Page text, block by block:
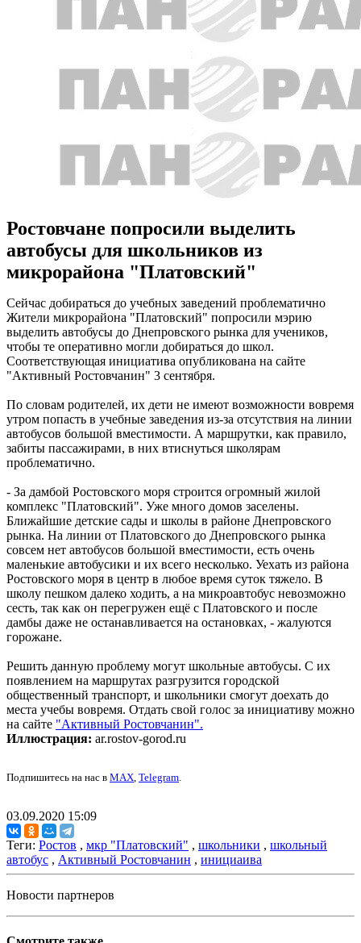
Ростовчане попросили выделить
автобусы для школьников из
микрорайона "Платовский"
Сейчас добираться до учебных заведений проблематично
Жители микрорайона "Платовский" попросили мэрию
выделить автобусы до Днепровского рынка для учеников,
чтобы те оперативно могли добираться до школ.
Соответствующая инициатива опубликована на сайте
"Активный Ростовчанин" 3 сентября.
По словам родителей, их дети не имеют возможности вовремя
утром попасть в учебные заведения из-за отсутствия на линии
автобусов большой вместимости. А маршрутки, как правило,
забиты пассажирами, в них втиснуться школярам
проблематично.
- За дамбой Ростовского моря строится огромный жилой
комплекс "Платовский". Уже много домов заселены.
Ближайшие детские сады и школы в районе Днепровского
рынка. На линии от Платовского до Днепровского рынка
совсем нет автобусов большой вместимости, есть очень
маленькие автобусики и их всего несколько. Уехать из района
Ростовского моря в центр в любое время суток тяжело. В
школу пешком далеко ходить, а на микроавтобус невозможно
сесть, так как он перегружен ещё с Платовского и после
дамбы даже не останавливается на остановках, - жалуются
горожане.
Решить данную проблему могут школьные автобусы. С их
появлением на маршрутах разгрузится городской
общественный транспорт, и школьники смогут доехать до
места учебы вовремя. Отдать свой голос за инициативу можно
на сайте "Активный Ростовчанин".
Иллюстрация: ar.rostov-gorod.ru
Подпишитесь на нас в MAX, Telegram.
03.09.2020 15:09
Теги: Ростов , мкр "Платовский" , школьники , школьный
автобус , Активный Ростовчанин , инициаива
Новости партнеров